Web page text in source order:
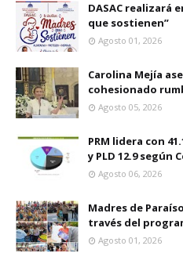
DASAC realizará
que sostienen”
Agosto 01, 2026
Carolina Mejía
cohesionado
Agosto 05, 2026
PRM lidera con
y PLD 12.9 según
Agosto 06, 2026
Madres de
través del
Agosto 01, 2026